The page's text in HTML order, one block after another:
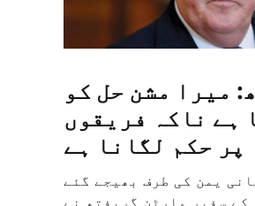
میرا مشن حل کو
ہے ناکہ فریقوں
پر حکم لگانا ہے
یمن کی طرف بھیجے گئے
کے سفیر مارٹن گریفتھ نے